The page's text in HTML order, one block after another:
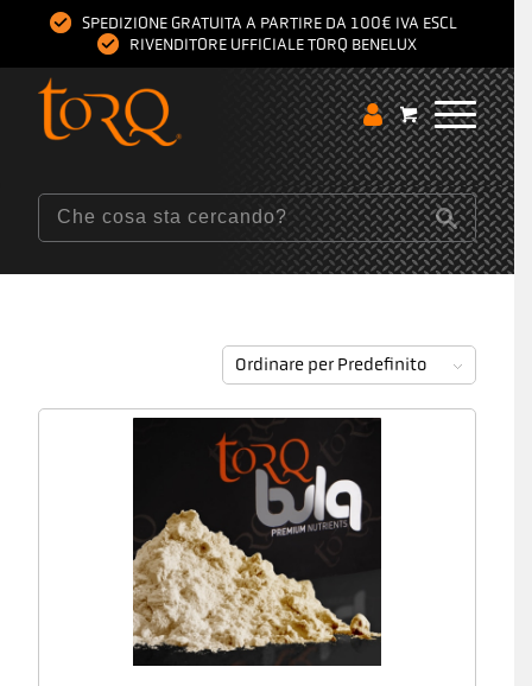
SPEDIZIONE GRATUITA A PARTIRE DA 100€ IVA ESCL
RIVENDITORE UFFICIALE TORQ BENELUX
Ordinare perPredefinito